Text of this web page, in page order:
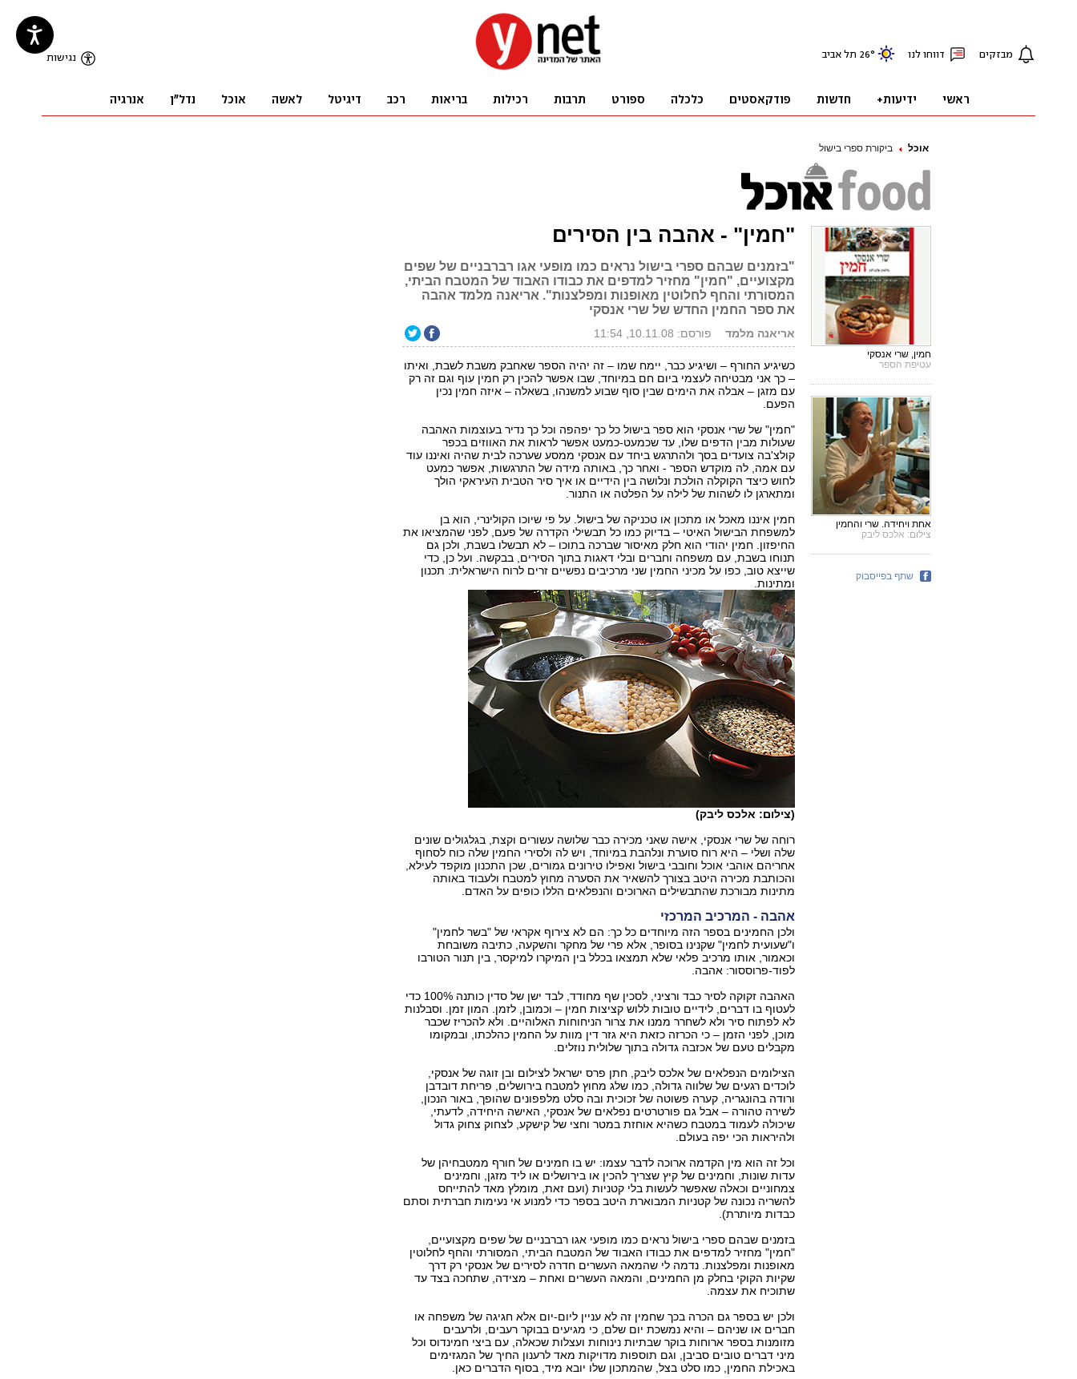
אוכל ביקורת ספרי בישול
"חמין" - אהבה בין הסירים
"בזמנים שבהם ספרי בישול נראים כמו מופעי אגו רברבניים של שפים
מקצועיים, "חמין" מחזיר למדפים את כבודו האבוד של המטבח הביתי,
המסורתי והחף לחלוטין מאופנות ומפלצנות". אריאנה מלמד אהבה
את ספר החמין החדש של שרי אנסקי
אריאנה מלמד פורסם: 10.11.08, 11:54
כשיגיע החורף – ושיגיע כבר, יימח שמו – זה יהיה הספר שאחבק משבת לשבת, ואיתו
– כך אני מבטיחה לעצמי ביום חם במיוחד, שבו אפשר להכין רק חמין עוף וגם זה רק
עם מזגן – אבלה את הימים שבין סוף שבוע למשנהו, בשאלה – איזה חמין נכין
הפעם.
"חמין" של שרי אנסקי הוא ספר בישול כל כך יפהפה וכל כך נדיר בעוצמות האהבה
שעולות מבין הדפים שלו, עד שכמעט-כמעט אפשר לראות את האווזים בכפר
קולצ'בה צועדים בסך ולהתרגש ביחד עם אנסקי ממסע שערכה לבית שהיה ואיננו עוד
עם אמה, לה מוקדש הספר - ואחר כך, באותה מידה של התרגשות, אפשר כמעט
לחוש כיצד הקוקלה הולכת ונלושה בין הידיים או איך סיר הטבית העיראקי הולך
ומתארגן לו לשהות של לילה על הפלטה או התנור.
חמין איננו מאכל או מתכון או טכניקה של בישול. על פי שיוכו הקולינרי, הוא בן
למשפחת הבישול האיטי – בדיוק כמו כל תבשילי הקדרה של פעם, לפני שהמציאו את
החיפזון. חמין יהודי הוא חלק מאיסור שברכה בתוכו – לא תבשלו בשבת, ולכן גם
תנוחו בשבת, עם משפחה וחברים ובלי דאגות בתוך הסירים, בבקשה. ועל כן, כדי
שייצא טוב, כפו על מכיני החמין שני מרכיבים נפשיים זרים לרוח הישראלית: תכנון
ומתינות.
(צילום: אלכס ליבק)
רוחה של שרי אנסקי, אישה שאני מכירה כבר שלושה עשורים וקצת, בגלגולים שונים
שלה ושלי – היא רוח סוערת ונלהבת במיוחד, ויש לה ולסירי החמין שלה כוח לסחוף
אחריהם אוהבי אוכל וחובבי בישול ואפילו טירונים גמורים, שכן התכנון מוקפד לעילא,
והכותבת מכירה היטב בצורך להשאיר את הסערה מחוץ למטבח ולעבוד באותה
מתינות מבורכת שהתבשילים הארוכים והנפלאים הללו כופים על האדם.
אהבה - המרכיב המרכזי
ולכן החמינים בספר הזה מיוחדים כל כך: הם לא צירוף אקראי של "בשר לחמין"
ו"שעועית לחמין" שקנינו בסופר, אלא פרי של מחקר והשקעה, כתיבה משובחת
וכאמור, אותו מרכיב פלאי שלא תמצאו בכלל בין המיקרו למיקסר, בין תנור הטורבו
לפוד-פרוססור: אהבה.
האהבה זקוקה לסיר כבד ורציני, לסכין שף מחודד, לבד ישן של סדין כותנה 100% כדי
לעטוף בו דברים, לידיים טובות ללוש קציצות חמין – וכמובן, לזמן. המון זמן. וסבלנות
לא לפתוח סיר ולא לשחרר ממנו את צרור הניחוחות האלוהיים. ולא להכריז שכבר
מוכן, לפני הזמן – כי הכרזה כזאת היא גזר דין מוות על החמין כהלכתו, ובמקומו
מקבלים טעם של אכזבה גדולה בתוך שלולית נוזלים.
הצילומים הנפלאים של אלכס ליבק, חתן פרס ישראל לצילום ובן זוגה של אנסקי,
לוכדים רגעים של שלווה גדולה, כמו שלג מחוץ למטבח בירושלים, פריחת דובדבן
ורודה בהונגריה, קערה פשוטה של זכוכית ובה סלט מלפפונים שהופך, באור הנכון,
לשירה טהורה – אבל גם פורטרטים נפלאים של אנסקי, האישה היחידה, לדעתי,
שיכולה לעמוד במטבח כשהיא אוחזת במטר וחצי של קישקע, לצחוק צחוק גדול
ולהיראות הכי יפה בעולם.
וכל זה הוא מין הקדמה ארוכה לדבר עצמו: יש בו חמינים של חורף ממטבחיהן של
עדות שונות, וחמינים של קיץ שצריך להכין או בירושלים או ליד מזגן, וחמינים
צמחוניים וכאלה שאפשר לעשות בלי קטניות (ועם זאת, מומלץ מאד להתייחס
להשריה נכונה של קטניות המבוארת היטב בספר כדי למנוע אי נעימות חברתית וסתם
כבדות מיותרת).
בזמנים שבהם ספרי בישול נראים כמו מופעי אגו רברבניים של שפים מקצועיים,
"חמין" מחזיר למדפים את כבודו האבוד של המטבח הביתי, המסורתי והחף לחלוטין
מאופנות ומפלצנות. נדמה לי שהמאה העשרים חדרה לסירים של אנסקי רק דרך
שקיות הקוקי בחלק מן החמינים, והמאה העשרים ואחת – מצידה, שתחכה בצד עד
שתוכיח את עצמה.
ולכן יש בספר גם הכרה בכך שחמין זה לא עניין ליום-יום אלא חגיגה של משפחה או
חברים או שניהם – והיא נמשכת יום שלם, כי מגיעים בבוקר רעבים, ולרעבים
מזומנות בספר ארוחות בוקר שבתיות נינוחות ועצלות שכאלה, עם ביצי חמינדוס וכל
מיני דברים טובים סביבן, וגם תוספות מדויקות מאד לרענון החיך של המגזימים
באכילת החמין, כמו סלט בצל, שהמתכון שלו יובא מיד, בסוף הדברים כאן.
חמין, שרי אנסקי
עטיפת הספר
אחת ויחידה. שרי והחמין
צילום: אלכס ליבק
שתף בפייסבוק